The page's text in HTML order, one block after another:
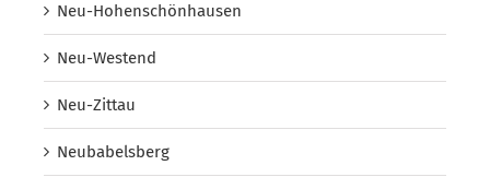
Neu-Hohenschönhausen
Neu-Westend
Neu-Zittau
Neubabelsberg